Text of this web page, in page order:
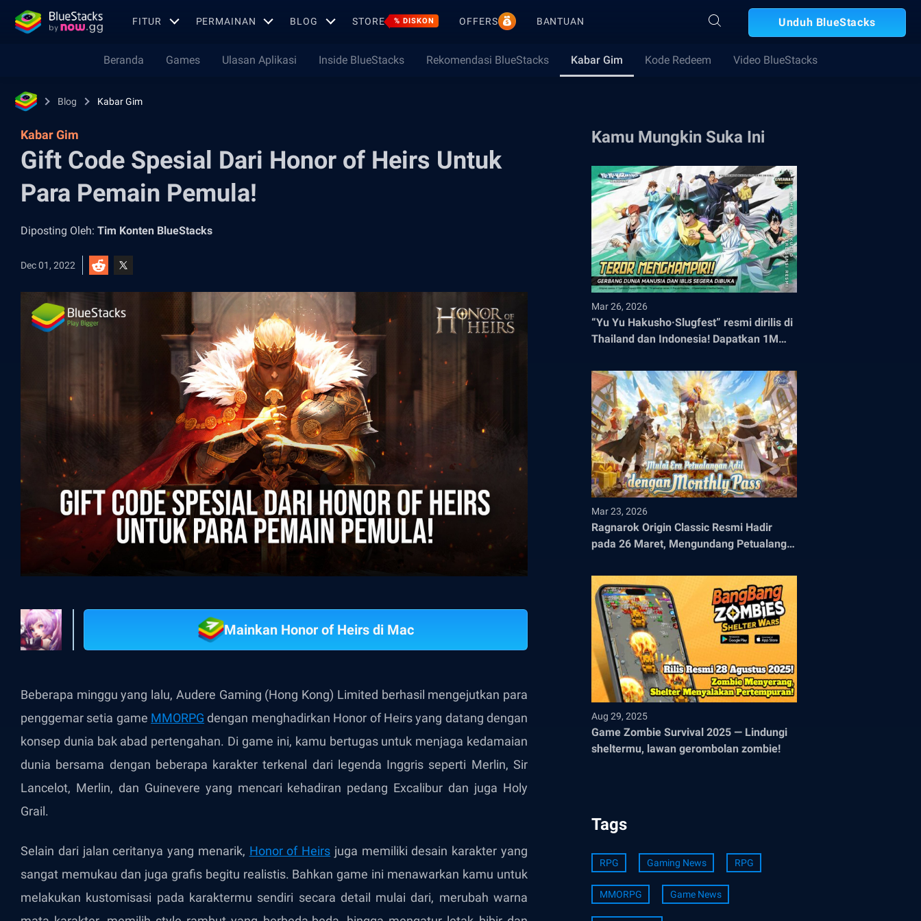
FITUR PERMAINAN BLOG STORE % DISKON OFFERS BANTUAN Unduh BlueStacks
Beranda Games Ulasan Aplikasi Inside BlueStacks Rekomendasi BlueStacks Kabar Gim Kode Redeem Video BlueStacks
Blog Kabar Gim
Kabar Gim
Gift Code Spesial Dari Honor of Heirs Untuk
Para Pemain Pemula!
Diposting Oleh: Tim Konten BlueStacks
Dec 01, 2022
Mainkan Honor of Heirs di Mac
Beberapa minggu yang lalu, Audere Gaming (Hong Kong) Limited berhasil mengejutkan para
penggemar setia game MMORPG dengan menghadirkan Honor of Heirs yang datang dengan
konsep dunia bak abad pertengahan. Di game ini, kamu bertugas untuk menjaga kedamaian
dunia bersama dengan beberapa karakter terkenal dari legenda Inggris seperti Merlin, Sir
Lancelot, Merlin, dan Guinevere yang mencari kehadiran pedang Excalibur dan juga Holy
Grail.
Selain dari jalan ceritanya yang menarik, Honor of Heirs juga memiliki desain karakter yang
sangat memukau dan juga grafis begitu realistis. Bahkan game ini menawarkan kamu untuk
melakukan kustomisasi pada karaktermu sendiri secara detail mulai dari, merubah warna
Kamu Mungkin Suka Ini
Mar 26, 2026
“Yu Yu Hakusho·Slugfest” resmi dirilis di
Thailand dan Indonesia! Dapatkan 1M
Mar 23, 2026
Ragnarok Origin Classic Resmi Hadir
pada 26 Maret, Mengundang Petualang
Aug 29, 2025
Game Zombie Survival 2025 — Lindungi
sheltermu, lawan gerombolan zombie!
Tags
RPG Gaming News RPG
MMORPG Game News